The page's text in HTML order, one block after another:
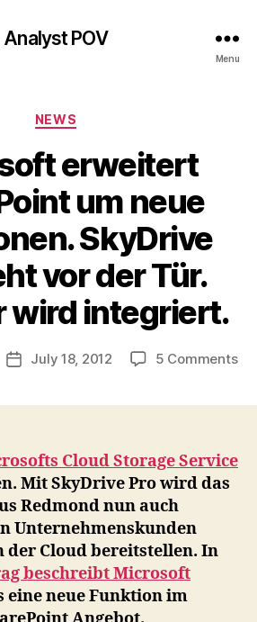
Analyst POV
Menu
Categories
NEWS
erweitert
um neue
SkyDrive
vor der Tür.
wird integriert.
PostJuly 18, 2012 5 Commentson
Cloud Storage Service
Mit SkyDrive Pro wird das
Redmond nun auch
Unternehmenskunden
der Cloud bereitstellen. In
beschreibt Microsoft
eine neue Funktion im